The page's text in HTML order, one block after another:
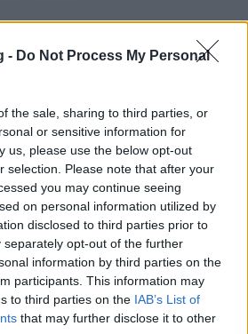
- Do Not Process My Personal
the sale, sharing to third parties, or
or sensitive information for
us, please use the below opt-out
selection. Please note that after your
you may continue seeing
on personal information utilized by
disclosed to third parties prior to
separately opt-out of the further
information by third parties on the
participants. This information may
to third parties on the IAB’s List of
that may further disclose it to other
értesülj a friss hírekről a
Követem
#KIRÚG
#ISKOLAIGAZGATÓ #SZENTES